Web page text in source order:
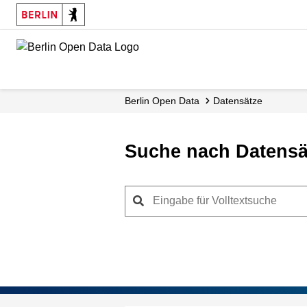
Skip
main
Berlin Open Data Datensätze
Suche nach